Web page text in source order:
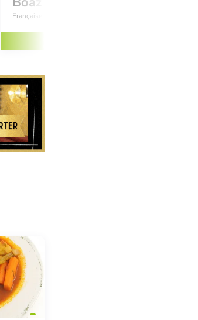
Française - Orientale - Grillades